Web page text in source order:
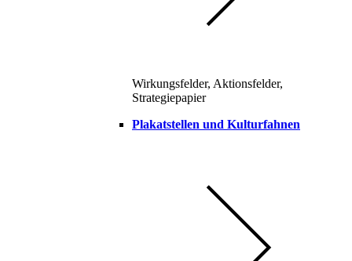
Wirkungsfelder, Aktionsfelder,
Strategiepapier
Plakatstellen und Kulturfahnen